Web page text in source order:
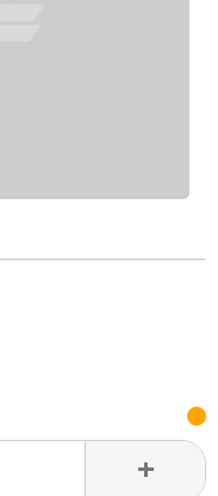
+